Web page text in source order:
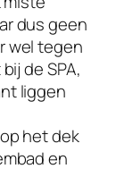
dus geen
wel tegen
de SPA,
liggen
het dek
en